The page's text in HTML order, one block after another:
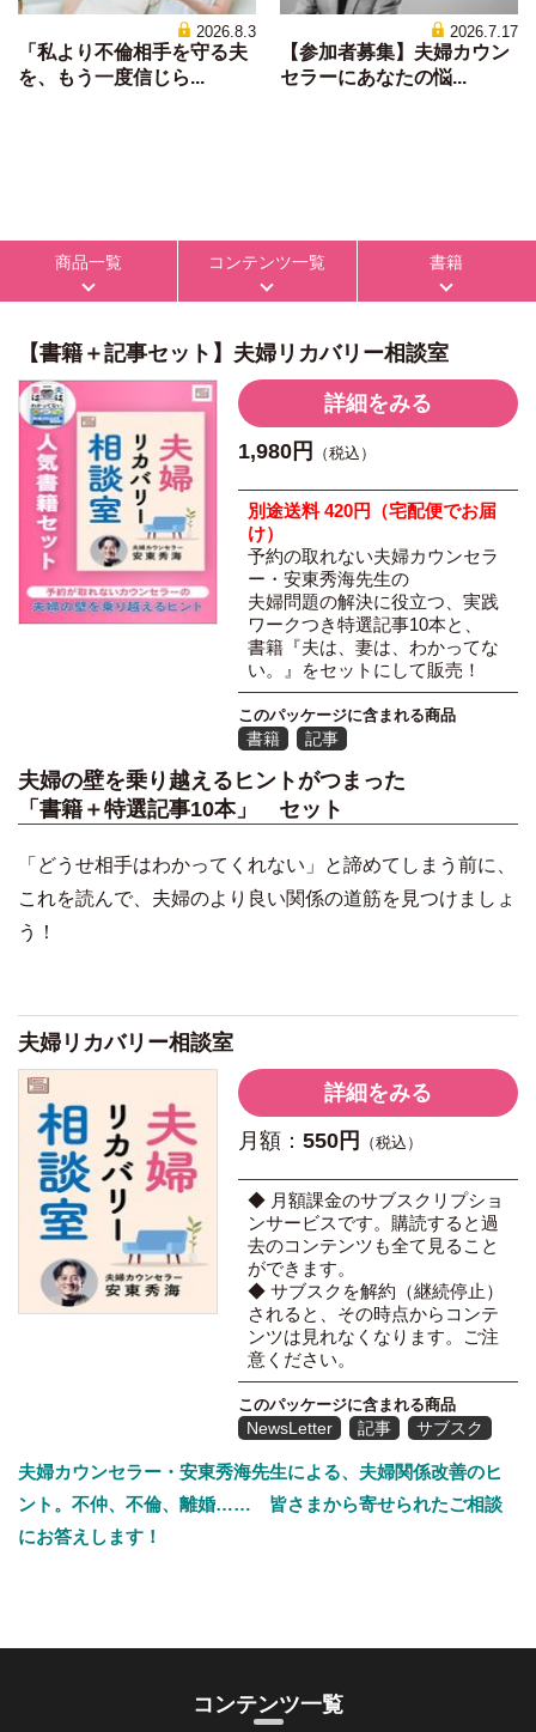
2026.8.3
「私より不倫相手を守る夫
を、もう一度信じら...
2026.7.17
【参加者募集】夫婦カウン
セラーにあなたの悩...
商品一覧 コンテンツ一覧 書籍
【書籍＋記事セット】夫婦リカバリー相談室
1,980円 （税込）
詳細をみる
別途送料 420円（宅配便でお届
け）
予約の取れない夫婦カウンセラ
ー・安東秀海先生の
夫婦問題の解決に役立つ、実践
ワークつき特選記事10本と、
書籍『夫は、妻は、わかってな
い。』をセットにして販売！
このパッケージに含まれる商品
書籍 記事
夫婦の壁を乗り越えるヒントがつまった
「 書籍＋特選記事10本」 セット
「どうせ相手はわかってくれない」と諦めてしまう前に、
これを読んで、夫婦のより良い関係の道筋を見つけましょ
う！
夫婦リカバリー相談室
月額： 550円 （税込）
詳細をみる
◆ 月額課金のサブスクリプショ
ンサービスです。購読すると過
去のコンテンツも全て見ること
ができます。
◆ サブスクを解約（継続停止）
されると、その時点からコンテ
ンツは見れなくなります。ご注
意ください。
このパッケージに含まれる商品
NewsLetter 記事 サブスク
夫婦カウンセラー・安東秀海先生による、夫婦関係改善のヒ
ント。不仲、不倫、離婚…… 皆さまから寄せられたご相談
にお答えします！
コンテンツ一覧